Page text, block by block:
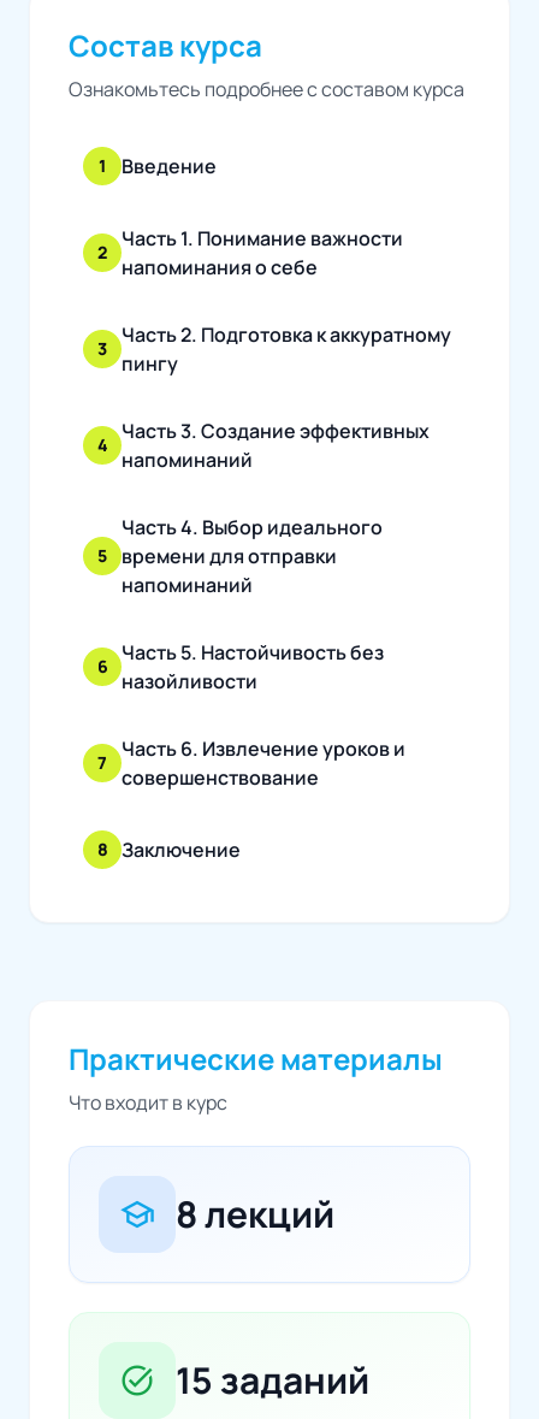
Состав курса
Ознакомьтесь подробнее с составом курса
1 Введение
2
Часть 1. Понимание важности
напоминания о себе
3
Часть 2. Подготовка к аккуратному
пингу
4
Часть 3. Создание эффективных
напоминаний
5
Часть 4. Выбор идеального
времени для отправки
напоминаний
6
Часть 5. Настойчивость без
назойливости
7
Часть 6. Извлечение уроков и
совершенствование
8 Заключение
Практические материалы
Что входит в курс
school 8 лекций
task_alt 15 заданий